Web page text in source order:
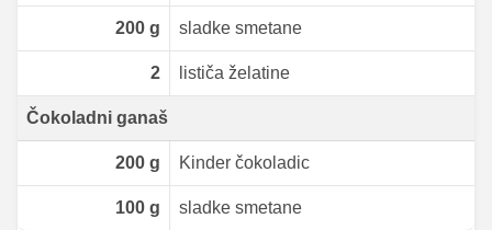
200g sladke smetane
2 lističa želatine
Čokoladni ganaš
200g Kinder čokoladic
100g sladke smetane